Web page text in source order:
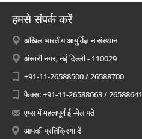
हमसे संपर्क करें
अखिल भारतीय आयुर्विज्ञान संस्थान
अंसारी नगर, नई दिल्ली - 110029
+91-11-26588500 / 26588700
फैक्स: +91-11-26588663 / 26588641
एम्स में महत्वपूर्ण ई -मेल पते
आपकी प्रतिक्रिया दें